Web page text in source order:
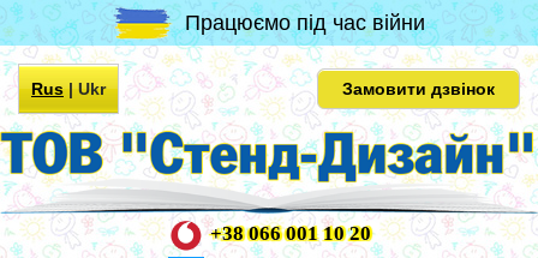
Працюємо під час війни
Rus|Ukr Замовити дзвінок
+38 066 001 10 20